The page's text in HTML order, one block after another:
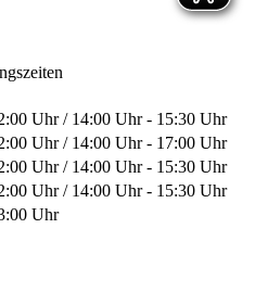
Uhr / 14:00 Uhr - 15:30 Uhr
Uhr / 14:00 Uhr - 17:00 Uhr
Uhr / 14:00 Uhr - 15:30 Uhr
Uhr / 14:00 Uhr - 15:30 Uhr
Uhr